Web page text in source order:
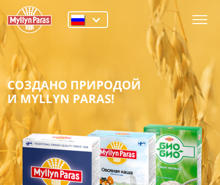
СОЗДАНО ПРИРОДОЙ
И MYLLYN PARAS!